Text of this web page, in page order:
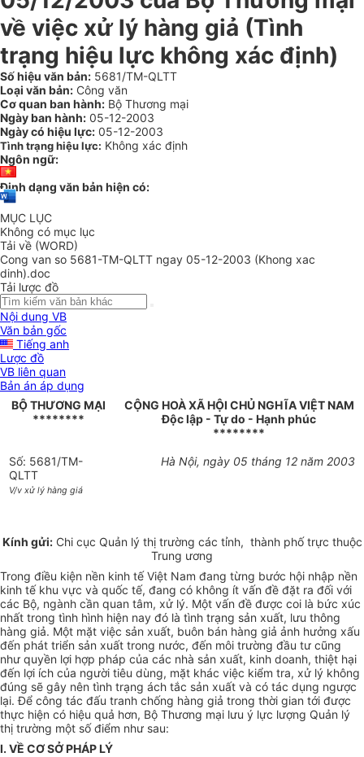
về việc xử lý hàng giả (Tình
trạng hiệu lực không xác định)
Số hiệu văn bản: 5681/TM-QLTT
Loại văn bản: Công văn
Cơ quan ban hành: Bộ Thương mại
Ngày ban hành: 05-12-2003
Ngày có hiệu lực: 05-12-2003
Tình trạng hiệu lực: Không xác định
Ngôn ngữ:
Định dạng văn bản hiện có:
MỤC LỤC
Không có mục lục
Tải về (WORD)
Cong van so 5681-TM-QLTT ngay 05-12-2003 (Khong xac
dinh).doc
Tải lược đồ
Nội dung VB
Văn bản gốc
Tiếng anh
Lược đồ
VB liên quan
Bản án áp dụng
BỘ THƯƠNG MẠI
********
CỘNG HOÀ XÃ HỘI CHỦ NGHĨA VIỆT NAM
Độc lập - Tự do - Hạnh phúc
********
Số: 5681/TM-
QLTT
V/v xử lý hàng giá
Hà Nội, ngày 05 tháng 12 năm 2003
Kính gửi:Chi cục Quản lý thị trường các tỉnh, thành phố trực thuộc
Trung ương
Trong điều kiện nền kinh tế Việt Nam đang từng bước hội nhập nền
kinh tế khu vực và quốc tế, đang có không ít vấn đề đặt ra đối với
các Bộ, ngành cần quan tâm, xử lý. Một vấn đề được coi là bức xúc
nhất trong tình hình hiện nay đó là tình trạng sản xuất, lưu thông
hàng giả. Một mặt việc sản xuất, buôn bán hàng giả ảnh hưởng xấu
đến phát triển sản xuất trong nước, đến môi trường đầu tư cũng
như quyền lợi hợp pháp của các nhà sản xuất, kinh doanh, thiệt hại
đến lợi ích của người tiêu dùng, mặt khác việc kiểm tra, xử lý không
đúng sẽ gây nên tình trạng ách tắc sản xuất và có tác dụng ngược
lại. Để công tác đấu tranh chống hàng giả trong thời gian tới được
thực hiện có hiệu quả hơn, Bộ Thương mại lưu ý lực lượng Quản lý
thị trường một số điểm như sau:
I. VỀ CƠ SỞ PHÁP LÝ